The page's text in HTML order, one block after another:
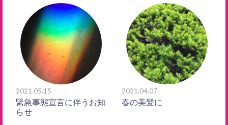
2021.05.15
緊急事態宣言に伴うお知
らせ
2021.04.07
春の美髪に